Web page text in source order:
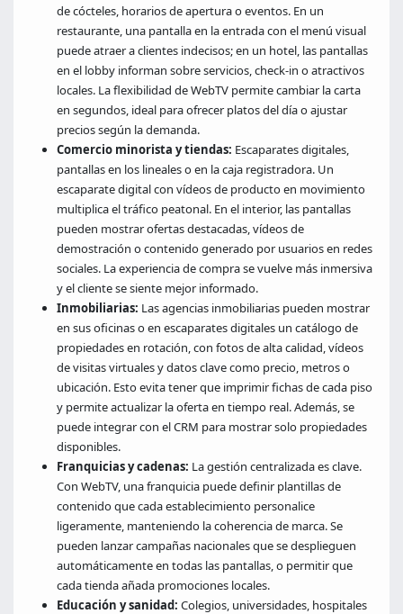
de cócteles, horarios de apertura o eventos. En un
restaurante, una pantalla en la entrada con el menú visual
puede atraer a clientes indecisos; en un hotel, las pantallas
en el lobby informan sobre servicios, check-in o atractivos
locales. La flexibilidad de WebTV permite cambiar la carta
en segundos, ideal para ofrecer platos del día o ajustar
precios según la demanda.
Comercio minorista y tiendas: Escaparates digitales,
pantallas en los lineales o en la caja registradora. Un
escaparate digital con vídeos de producto en movimiento
multiplica el tráfico peatonal. En el interior, las pantallas
pueden mostrar ofertas destacadas, vídeos de
demostración o contenido generado por usuarios en redes
sociales. La experiencia de compra se vuelve más inmersiva
y el cliente se siente mejor informado.
Inmobiliarias: Las agencias inmobiliarias pueden mostrar
en sus oficinas o en escaparates digitales un catálogo de
propiedades en rotación, con fotos de alta calidad, vídeos
de visitas virtuales y datos clave como precio, metros o
ubicación. Esto evita tener que imprimir fichas de cada piso
y permite actualizar la oferta en tiempo real. Además, se
puede integrar con el CRM para mostrar solo propiedades
disponibles.
Franquicias y cadenas: La gestión centralizada es clave.
Con WebTV, una franquicia puede definir plantillas de
contenido que cada establecimiento personalice
ligeramente, manteniendo la coherencia de marca. Se
pueden lanzar campañas nacionales que se desplieguen
automáticamente en todas las pantallas, o permitir que
cada tienda añada promociones locales.
Educación y sanidad: Colegios, universidades, hospitales